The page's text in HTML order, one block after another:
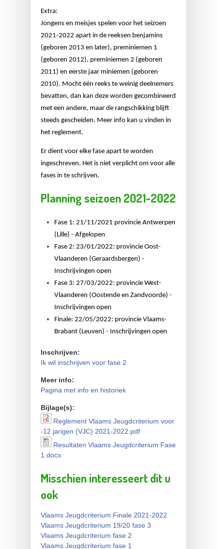
Extra:
Jongens en meisjes spelen voor het seizoen
2021-2022 apart in de reeksen benjamins
(geboren 2013 en later), preminiemen 1
(geboren 2012), preminiemen 2 (geboren
2011) en eerste jaar miniemen (geboren
2010). Mocht één reeks te weinig deelnemers
bevatten, dan kan deze worden gecombineerd
met een andere, maar de rangschikking blijft
steeds gescheiden. Meer info kan u vinden in
het reglement.
Er dient voor elke fase apart te worden
ingeschreven. Het is niet verplicht om voor alle
fases in te schrijven.
Planning seizoen 2021-2022
Fase 1: 21/11/2021 provincie Antwerpen
(Lille) - Afgelopen
Fase 2: 23/01/2022: provincie Oost-
Vlaanderen (Geraardsbergen) -
Inschrijvingen open
Fase 3: 27/03/2022: provincie West-
Vlaanderen (Oostende en Zandvoorde) -
Inschrijvingen open
Finale: 22/05/2022: provincie Vlaams-
Brabant (Leuven) - Inschrijvingen open
Inschrijven:
Ik wil inschrijven voor fase 2
Meer info:
Pagina met info en historiek
Bijlage(s):
Reglement Vlaams
Jeugdcriterium voor -12
jarigen (VJC) 2021-2022.pdf
Reglement Vlaams Jeugdcriterium voor
-12 jarigen (VJC) 2021-2022.pdf
Resultaten Vlaams
Jeugdcriterium Fase 1.docx
Resultaten Vlaams Jeugdcriterium Fase
1.docx
Misschien interesseert dit u
ook
Vlaams Jeugdcriterium Finale 2021-2022
Vlaams Jeugdcriterium 19/20 fase 3
Vlaams Jeugdcriterium fase 2
Vlaams Jeugdcriterium fase 1